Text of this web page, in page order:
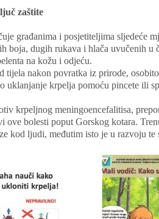
zaštite
građanima i posjetiteljima sljedeće
boja, dugih rukava i hlača uvučenih u
na kožu i odjeću.
tijela nakon povratka iz prirode,
uklanjanje krpelja pomoću pincete ili
krpeljnog meningoencefalitisa,
ove bolesti poput Gorskog kotara.
kod ljudi, međutim isto je u razvoju te